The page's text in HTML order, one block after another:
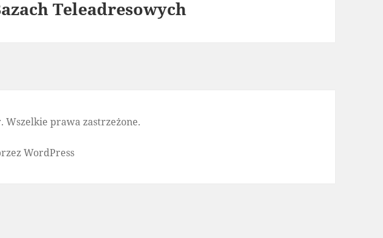
Teleadresowych
Wszelkie prawa zastrzeżone.
WordPress